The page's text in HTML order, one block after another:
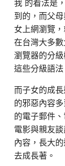
我 的看法是
到的，而父
女上網瀏覽
在台灣大多
瀏覽器的分
這些分級語
而子女的成
的邪惡內容
的電子郵件
電影與親友
內容，長大
去成長著。